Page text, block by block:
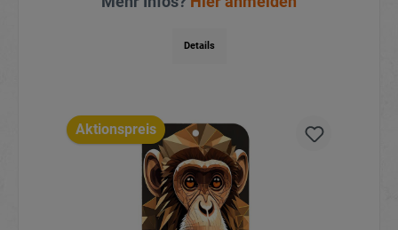
Details
Aktionspreis